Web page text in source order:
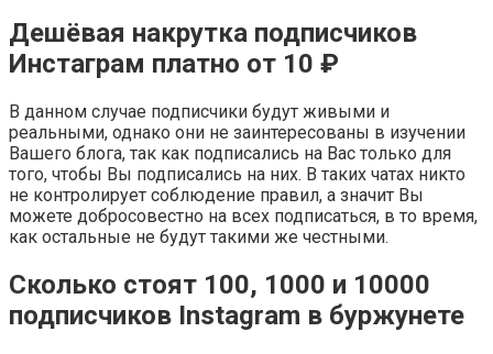
Дешёвая накрутка подписчиков
Инстаграм платно от 10 ₽
В данном случае подписчики будут живыми и
реальными, однако они не заинтересованы в изучении
Вашего блога, так как подписались на Вас только для
того, чтобы Вы подписались на них. В таких чатах никто
не контролирует соблюдение правил, а значит Вы
можете добросовестно на всех подписаться, в то время,
как остальные не будут такими же честными.
Сколько стоят 100, 1000 и 10000
подписчиков Instagram в буржунете